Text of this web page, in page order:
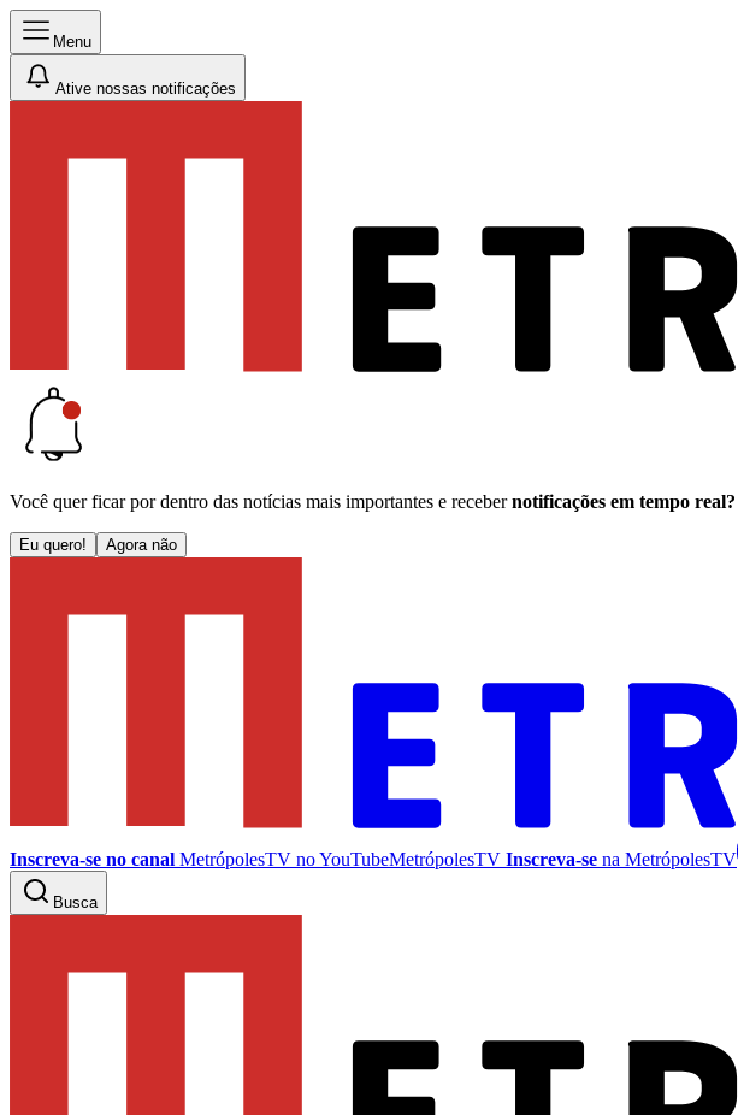
Menu
Ative nossas notificações
Você quer ficar por dentro das notícias mais importantes e receber notificações em tempo real?
Eu quero! Agora não
Inscreva-se no canal MetrópolesTV noYouTubeMetrópolesTV Inscreva-se na MetrópolesTV
Busca